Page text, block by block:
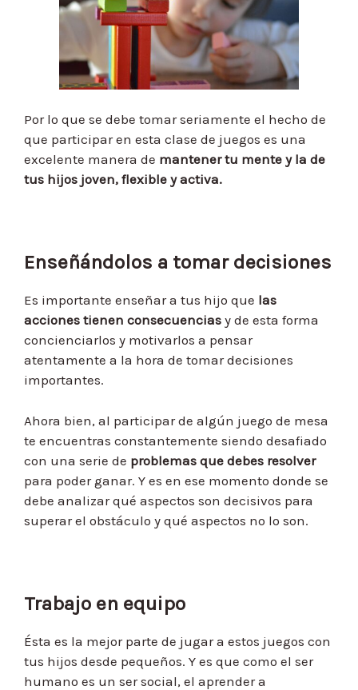
Por lo que se debe tomar seriamente el hecho de
que participar en esta clase de juegos es una
excelente manera de mantener tu mente y la de
tus hijos joven, flexible y activa.
Enseñándolos a tomar decisiones
Es importante enseñar a tus hijo que las
acciones tienen consecuencias y de esta forma
concienciarlos y motivarlos a pensar
atentamente a la hora de tomar decisiones
importantes.
Ahora bien, al participar de algún juego de mesa
te encuentras constantemente siendo desafiado
con una serie de problemas que debes resolver
para poder ganar. Y es en ese momento donde se
debe analizar qué aspectos son decisivos para
superar el obstáculo y qué aspectos no lo son.
Trabajo en equipo
Ésta es la mejor parte de jugar a estos juegos con
tus hijos desde pequeños. Y es que como el ser
humano es un ser social, el aprender a